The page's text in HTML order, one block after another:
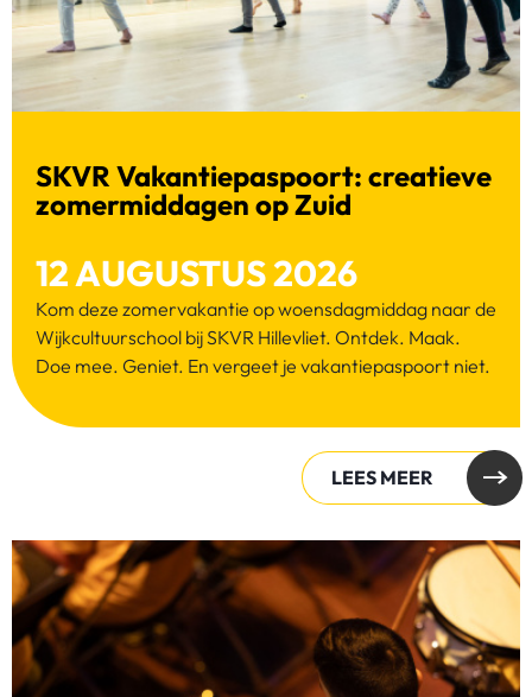
12 AUGUSTUS 2026
SKVR Vakantiepaspoort: creatieve
zomermiddagen op Zuid
Kom deze zomervakantie op woensdagmiddag naar de
Wijkcultuurschool bij SKVR Hillevliet. Ontdek. Maak.
Doe mee. Geniet. En vergeet je vakantiepaspoort niet.
LEES MEER